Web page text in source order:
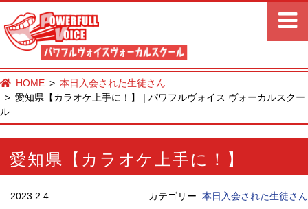
HOME
本日入会された生徒さん
愛知県【カラオケ上手に！】 | パワフルヴォイス ヴォーカルスクー
ル
愛知県【カラオケ上手に！】
2023.2.4 カテゴリー: 本日入会された生徒さん